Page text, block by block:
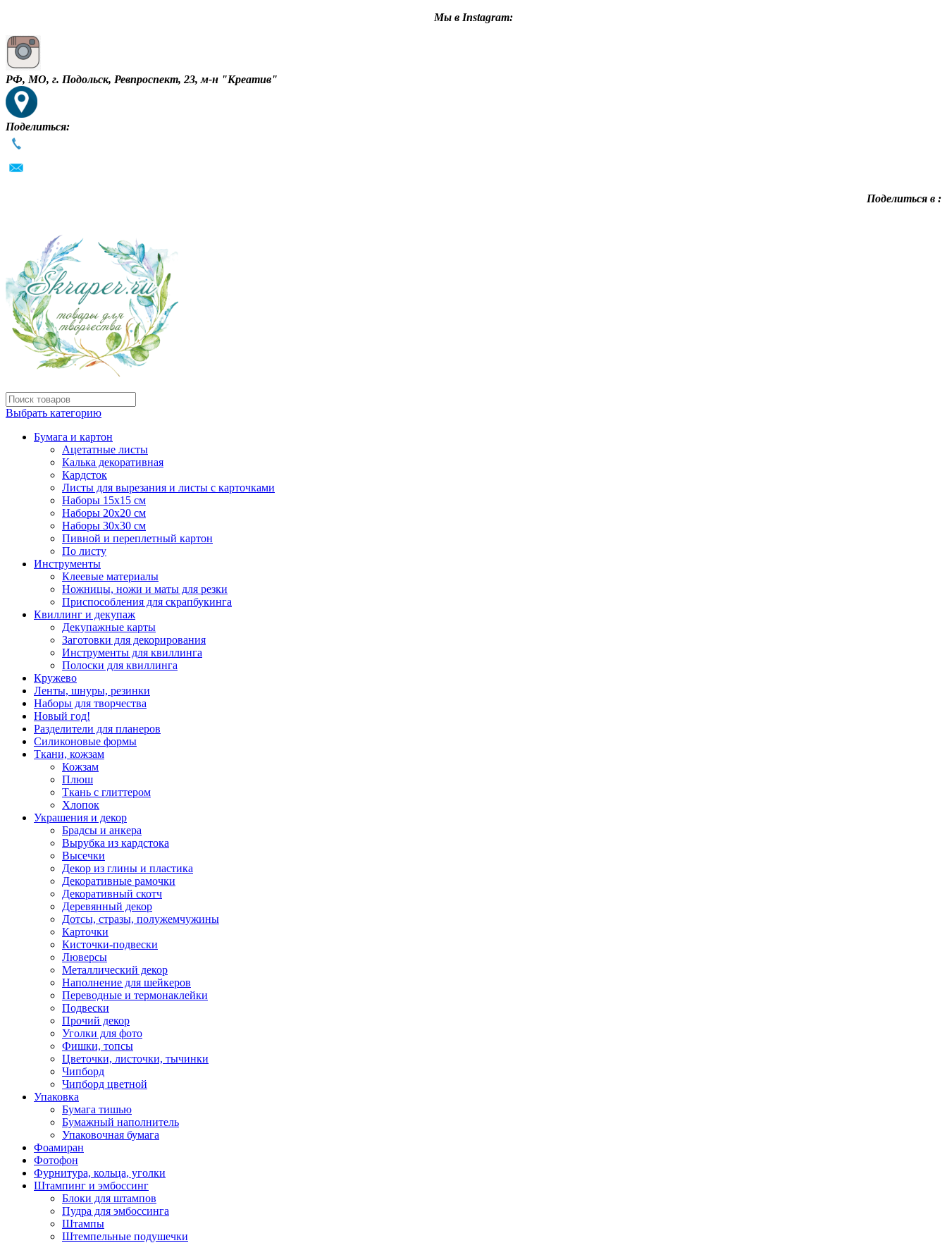
Мы в Instagram:
РФ, МО, г. Подольск, Ревпроспект, 23, м-н "Креатив"
Поделиться:
Поделиться в :
Выбрать категорию
Бумага и картон
Ацетатные листы
Калька декоративная
Кардсток
Листы для вырезания и листы с карточками
Наборы 15х15 см
Наборы 20х20 см
Наборы 30х30 см
Пивной и переплетный картон
По листу
Инструменты
Клеевые материалы
Ножницы, ножи и маты для резки
Приспособления для скрапбукинга
Квиллинг и декупаж
Декупажные карты
Заготовки для декорирования
Инструменты для квиллинга
Полоски для квиллинга
Кружево
Ленты, шнуры, резинки
Наборы для творчества
Новый год!
Разделители для планеров
Силиконовые формы
Ткани, кожзам
Кожзам
Плюш
Ткань с глиттером
Хлопок
Украшения и декор
Брадсы и анкера
Вырубка из кардстока
Высечки
Декор из глины и пластика
Декоративные рамочки
Декоративный скотч
Деревянный декор
Дотсы, стразы, полужемчужины
Карточки
Кисточки-подвески
Люверсы
Металлический декор
Наполнение для шейкеров
Переводные и термонаклейки
Подвески
Прочий декор
Уголки для фото
Фишки, топсы
Цветочки, листочки, тычинки
Чипборд
Чипборд цветной
Упаковка
Бумага тишью
Бумажный наполнитель
Упаковочная бумага
Фоамиран
Фотофон
Фурнитура, кольца, уголки
Штампинг и эмбоссинг
Блоки для штампов
Пудра для эмбоссинга
Штампы
Штемпельные подушечки